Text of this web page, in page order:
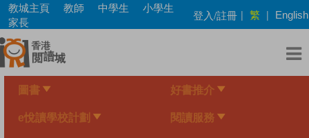
Skip
main
content
教城主頁 教師 中學生
小學生
家長
登入/註冊 | 繁 | English
圖書 好書推介
e悅讀學校計劃 閱讀服務